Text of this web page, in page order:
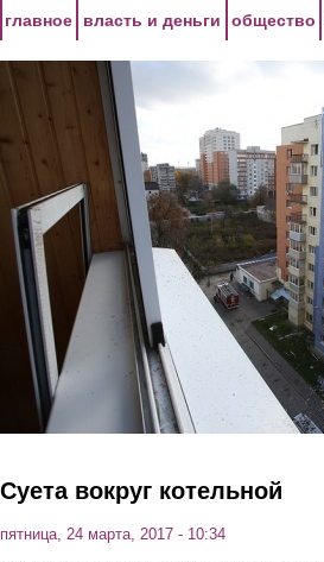
главное власть и деньги общество
Суета вокруг котельной
пятница, 24 марта, 2017 - 10:34